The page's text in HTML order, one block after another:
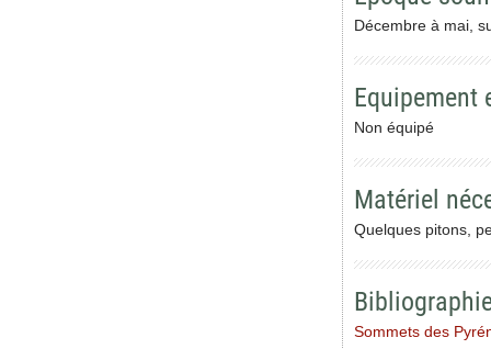
Décembre à mai,
Equipement
Non équipé
Matériel
Quelques pitons,
Sommets des